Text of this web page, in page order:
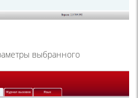
выбранного